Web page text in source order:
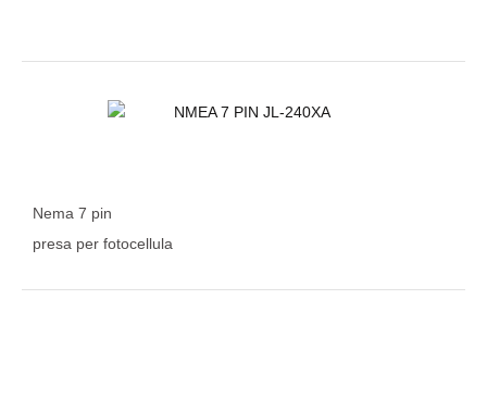
Nema 7 pin
presa per fotocellula